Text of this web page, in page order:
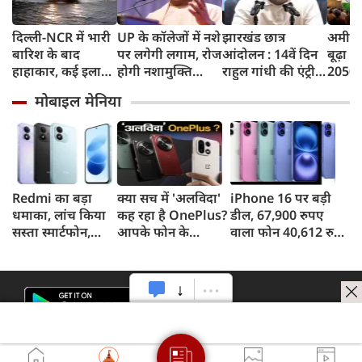
दिल्ली-NCR में भारी
बारिश के बाद
हाहाकार, कई इलाकों
जाम में फंसे लोग,
सड़कों पर भरा कमर
तक पानी
UP के कॉलेजों में नशे
पर लगेगी लगाम, रोज
होगी नशामुक्ति
मीटर दायरे में बिक्री
पर सख्ती
झारखंड छात्र
आंदोलन : 14वें दिन
राहुल गांधी की एंट्री,
सिस्टम कोलैप्स हो
चुका है'
अमीर
बूढ़ा
2050
साल से
मोबाइल मेनिया
Redmi का बड़ा
धमाका, लांच किया
सस्ता स्मार्टफोन,
क्या सच में 'अलविदा'
कह रहा है OnePlus?
आपके फोन के
iPhone 16 पर बड़ी
डील, 67,900 रुपए
वाला फोन 40,612 रुपए